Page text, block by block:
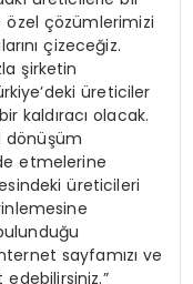
çözümlerimizi
çizeceğiz.
şirketin
üreticiler
kaldıracı olacak.
dönüşüm
etmelerine
üreticileri
sayfamızı ve
edebilirsiniz.”